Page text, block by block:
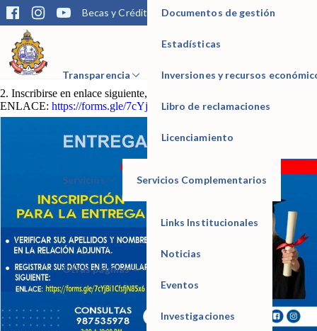
Becas y Créditos Matrícula Trámites Biblioteca
IESTP Manuel Seoane Corrales
Transparencia
Documentos de gestión
Estadísticas
Inversiones y recursos
Libro de reclamaciones
Licenciamiento
Servicios Servicios Complementarios
Otras páginas
Links Institucionales
Noticias
Eventos
Investigaciones
Estimado egresado que ha realizado el trámite de titulación, verificar en
la relación e inscribirse para la ENTREGA DE SU TÍTULO.
1. Verificar sus apellidos y nombre en la relación de egresados
https://drive.google.com/…/1y_OZp35Nps…/view…
2. Inscribirse en enlace siguiente, para coordinación de entrega:
ENLACE: https://forms.gle/7cYjBi1CfsfjN85x6